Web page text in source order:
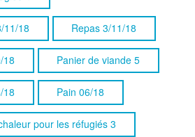
11/18 Repas 3/11/18
18 Panier de viande 5
18 Pain 06/18
pour les réfugiés 3